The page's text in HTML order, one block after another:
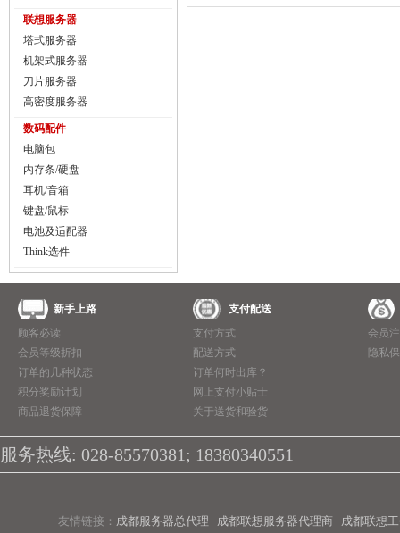
联想服务器
塔式服务器
机架式服务器
刀片服务器
高密度服务器
数码配件
电脑包
内存条/硬盘
耳机/音箱
键盘/鼠标
电池及适配器
Think选件
新手上路
顾客必读
会员等级折扣
订单的几种状态
积分奖励计划
商品退货保障
支付配送
支付方式
配送方式
订单何时出库？
网上支付小贴士
关于送货和验货
会员
隐私
服务热线: 028-85570381; 18380340551
友情链接： 成都服务器总代理 成都联想服务器代理商
成都联想